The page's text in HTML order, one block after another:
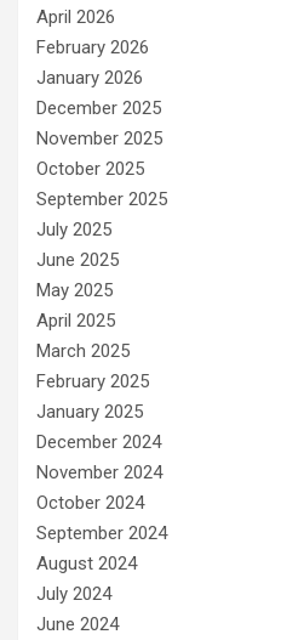
April 2026
February 2026
January 2026
December 2025
November 2025
October 2025
September 2025
July 2025
June 2025
May 2025
April 2025
March 2025
February 2025
January 2025
December 2024
November 2024
October 2024
September 2024
August 2024
July 2024
June 2024